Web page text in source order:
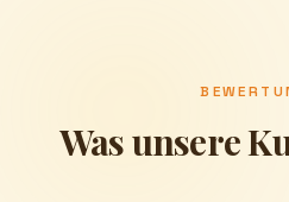
Was unsere